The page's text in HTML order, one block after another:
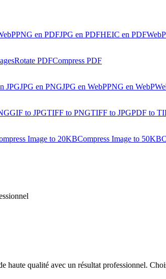
PNG en PDFJPG en PDFHEIC en PDF
Rotate PDFCompress PDF
JPGJPG en PNGJPG en WebPPNG en WebP
GIF to JPGTIFF to PNGTIFF to JPGPDF to
Image to 20KBCompress Image to 50KB
haute qualité avec un résultat professionnel.